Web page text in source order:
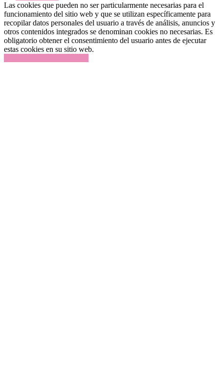
Las cookies que pueden no ser particularmente necesarias para el
funcionamiento del sitio web y que se utilizan específicamente para
recopilar datos personales del usuario a través de análisis, anuncios y
otros contenidos integrados se denominan cookies no necesarias. Es
obligatorio obtener el consentimiento del usuario antes de ejecutar
estas cookies en su sitio web.